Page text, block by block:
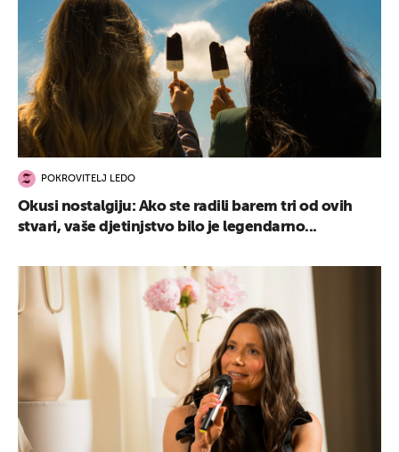
POKROVITELJ LEDO
Okusi nostalgiju: Ako ste radili barem tri od ovih
stvari, vaše djetinjstvo bilo je legendarno...